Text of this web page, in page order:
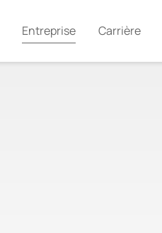
Entreprise Carrière